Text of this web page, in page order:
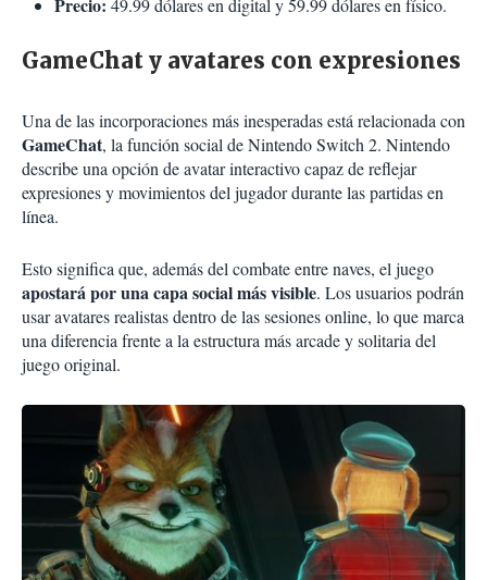
Precio: 49.99 dólares en digital y 59.99 dólares en físico.
GameChat y avatares con expresiones
Una de las incorporaciones más inesperadas está relacionada con
GameChat, la función social de Nintendo Switch 2. Nintendo
describe una opción de avatar interactivo capaz de reflejar
expresiones y movimientos del jugador durante las partidas en
línea.
Esto significa que, además del combate entre naves, el juego
apostará por una capa social más visible. Los usuarios podrán
usar avatares realistas dentro de las sesiones online, lo que marca
una diferencia frente a la estructura más arcade y solitaria del
juego original.